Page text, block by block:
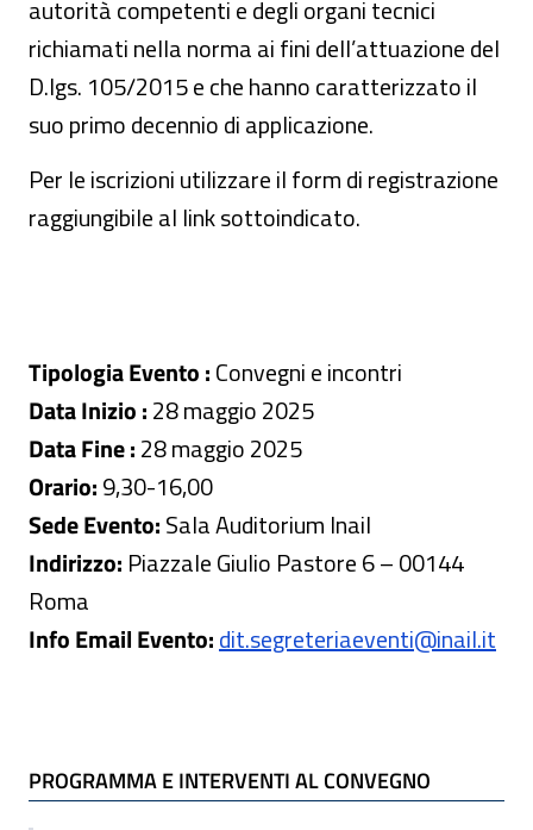
autorità competenti e degli organi tecnici
richiamati nella norma ai fini dell’attuazione del
D.lgs. 105/2015 e che hanno caratterizzato il
suo primo decennio di applicazione.
Per le iscrizioni utilizzare il form di registrazione
raggiungibile al link sottoindicato.
Tipologia Evento :Convegni e incontri
Data Inizio :28 maggio 2025
Data Fine :28 maggio 2025
Orario:9,30-16,00
Sede Evento:Sala Auditorium Inail
Indirizzo: Piazzale Giulio Pastore 6 – 00144
Roma
Info Email Evento:dit.segreteriaeventi@inail.it
ALLEGATI
PROGRAMMA E INTERVENTI AL CONVEGNO